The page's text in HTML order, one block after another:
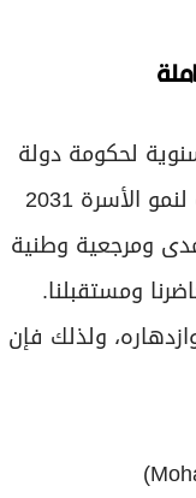
لحكومة دولة
الإمارات، حيث أقررنا الأجندة الوطنية لنمو الأسرة 2031
ومرجعية وطنية
ومستقبلنا.
ولذلك فإن